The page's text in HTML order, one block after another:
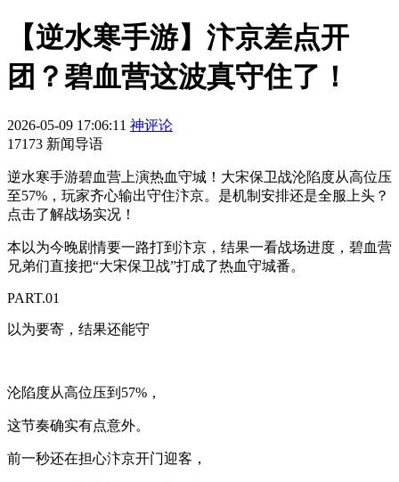
【逆水寒手游】汴京差点开
团？碧血营这波真守住了！
2026-05-09 17:06:11 神评论
17173 新闻导语
逆水寒手游碧血营上演热血守城！大宋保卫战沦陷度从高位压
至57%，玩家齐心输出守住汴京。是机制安排还是全服上头？
点击了解战场实况！
本以为今晚剧情要一路打到汴京，结果一看战场进度，碧血营
兄弟们直接把“大宋保卫战”打成了热血守城番。
PART.01
以为要寄，结果还能守
沦陷度从高位压到57%，
这节奏确实有点意外。
前一秒还在担心汴京开门迎客，